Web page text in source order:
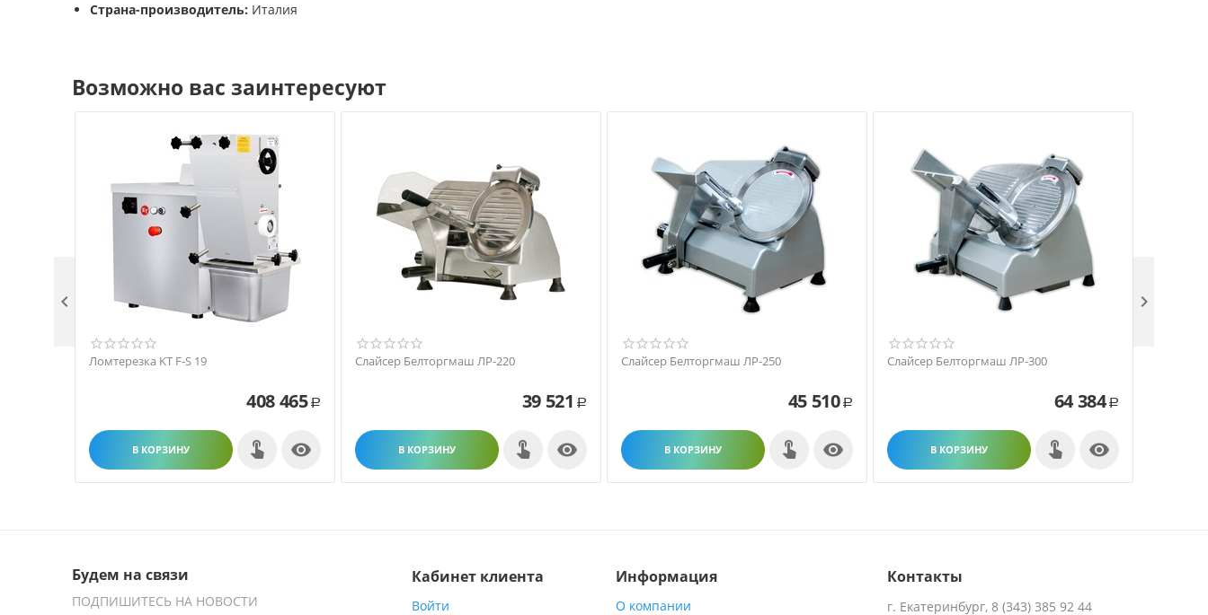
Страна-производитель: Италия
Возможно вас заинтересуют
Ломтерезка KT F-S 19
408 465 Р
В КОРЗИНУ 
Слайсер Белторгмаш ЛР-220
39 521 Р
В КОРЗИНУ 
Слайсер Белторгмаш ЛР-250
45 510 Р
В КОРЗИНУ 
Слайсер Белторгмаш ЛР-300
64 384 Р
В КОРЗИНУ 
 
Будем на связи
ПОДПИШИТЕСЬ НА НОВОСТИ
Кабинет клиента
Войти
Информация
О компании
Контакты
г. Екатеринбург, 8 (343) 385 92 44